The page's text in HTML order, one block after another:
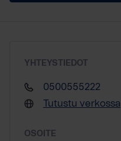
YHTEYSTIEDOT
0500555222
Tutustu verkossa
OSOITE